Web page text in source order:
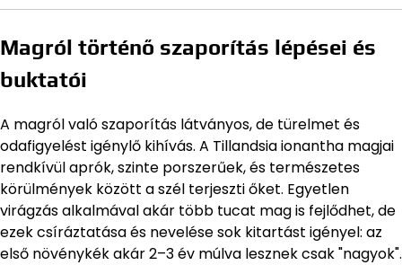
Magról történő szaporítás lépései és
buktatói
A magról való szaporítás látványos, de türelmet és
odafigyelést igénylő kihívás. A Tillandsia ionantha magjai
rendkívül aprók, szinte porszerűek, és természetes
körülmények között a szél terjeszti őket. Egyetlen
virágzás alkalmával akár több tucat mag is fejlődhet, de
ezek csíráztatása és nevelése sok kitartást igényel: az
első növénykék akár 2–3 év múlva lesznek csak "nagyok".